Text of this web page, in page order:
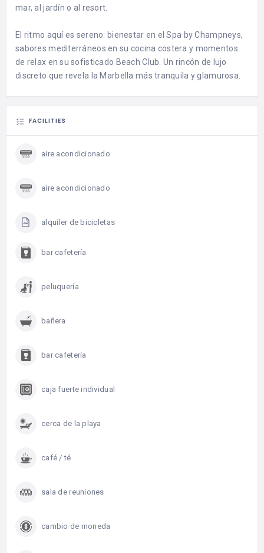
mar, al jardín o al resort.
El ritmo aquí es sereno: bienestar en el Spa by Champneys,
sabores mediterráneos en su cocina costera y momentos
de relax en su sofisticado Beach Club. Un rincón de lujo
discreto que revela la Marbella más tranquila y glamurosa.
FACILITIES
aire acondicionado
aire acondicionado
alquiler de bicicletas
bar cafetería
peluquería
bañera
bar cafetería
caja fuerte individual
cerca de la playa
café / té
sala de reuniones
cambio de moneda